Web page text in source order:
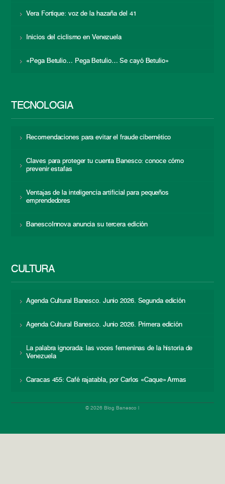
Vera Fortique: voz de la hazaña del 41
Inicios del ciclismo en Venezuela
«Pega Betulio… Pega Betulio… Se cayó Betulio»
TECNOLOGÍA
Recomendaciones para evitar el fraude cibernético
Claves para proteger tu cuenta Banesco: conoce cómo
prevenir estafas
Ventajas de la inteligencia artificial para pequeños
emprendedores
BanescoInnova anuncia su tercera edición
CULTURA
Agenda Cultural Banesco. Junio 2026. Segunda edición
Agenda Cultural Banesco. Junio 2026. Primera edición
La palabra ignorada: las voces femeninas de la historia de
Venezuela
Caracas 455: Café rajatabla, por Carlos «Caque» Armas
© 2026 Blog Banesco |